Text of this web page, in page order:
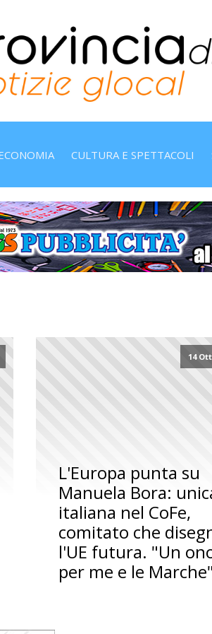
CULTURA E SPETTACOLI
14
L'Europa punta su
Manuela Bora:
italiana nel CoFe,
comitato che
l'UE futura. "Un
per me e le Marche"